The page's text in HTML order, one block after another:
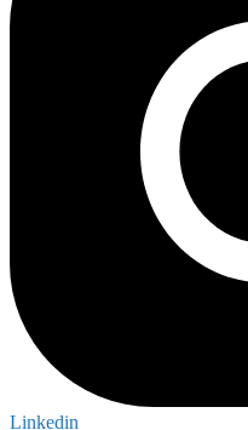
Linkedin